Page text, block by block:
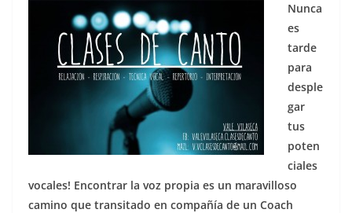
Nunca
es
tarde
para
desple
gar
tus
poten
ciales
vocales! Encontrar la voz propia es un maravilloso
camino que transitado en compañía de un Coach